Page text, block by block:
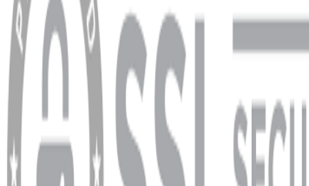
YARDIM VE DESTEK
Ödeme ve Teslimat Şartları
Garanti ve İade Şartları
info@dukkanhifi.com
0850 441 40 44
info@dukkanhifi.com 0850 441 40 44
Çalışma Saatleri: Pazartesi - Cuma 09:30 - 19:30, Cumartesi 10:00 - 18:00